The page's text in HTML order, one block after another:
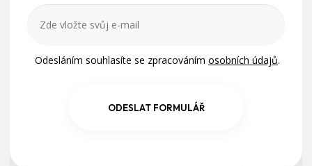
Odesláním souhlasíte se zpracováním osobních údajů.
ODESLAT FORMULÁŘ